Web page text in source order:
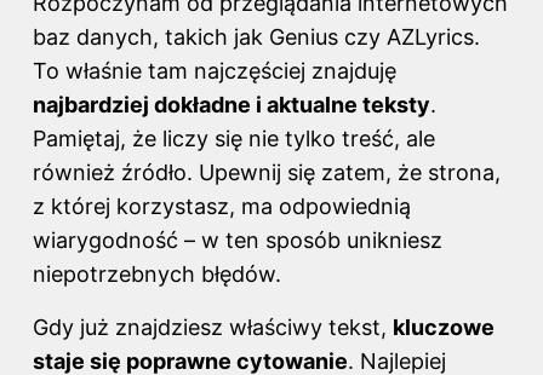
baz danych, takich jak Genius czy AZLyrics.
To właśnie tam najczęściej znajduję
najbardziej dokładne i aktualne teksty.
Pamiętaj, że liczy się nie tylko treść, ale
również źródło. Upewnij się zatem, że strona,
z której korzystasz, ma odpowiednią
wiarygodność – w ten sposób unikniesz
niepotrzebnych błędów.
Gdy już znajdziesz właściwy tekst, kluczowe
staje się poprawne cytowanie. Najlepiej